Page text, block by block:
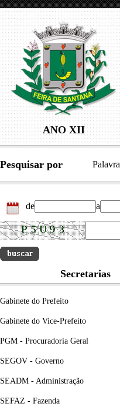
ANO XII
Pesquisar por Palavra
de a
Secretarias
Gabinete do Prefeito
Gabinete do Vice-Prefeito
PGM - Procuradoria Geral
SEGOV - Governo
SEADM - Administração
SEFAZ - Fazenda